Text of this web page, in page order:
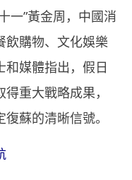
一”黃金周，中國消
飲購物、文化娛樂
媒體指出，假日
重大戰略成果，
蘇的清晰信號。